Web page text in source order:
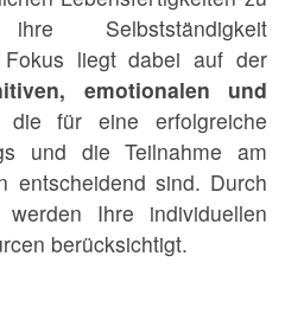
Selbstständigkeit
Fokus liegt dabei auf der
emotionalen und
die für eine erfolgreiche
und die Teilnahme am
entscheidend sind. Durch
Ihre individuellen
berücksichtigt.